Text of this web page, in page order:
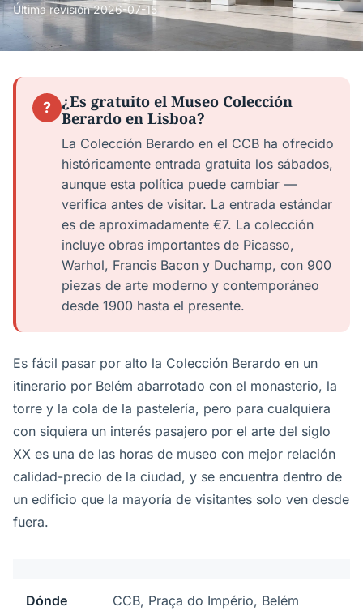
Última revisión2026-07-15
?
¿Es gratuito el Museo Colección
Berardo en Lisboa?
La Colección Berardo en el CCB ha ofrecido
históricamente entrada gratuita los sábados,
aunque esta política puede cambiar —
verifica antes de visitar. La entrada estándar
es de aproximadamente €7. La colección
incluye obras importantes de Picasso,
Warhol, Francis Bacon y Duchamp, con 900
piezas de arte moderno y contemporáneo
desde 1900 hasta el presente.
Es fácil pasar por alto la Colección Berardo en un
itinerario por Belém abarrotado con el monasterio, la
torre y la cola de la pastelería, pero para cualquiera
con siquiera un interés pasajero por el arte del siglo
XX es una de las horas de museo con mejor relación
calidad-precio de la ciudad, y se encuentra dentro de
un edificio que la mayoría de visitantes solo ven desde
fuera.
Dónde CCB, Praça do Império, Belém